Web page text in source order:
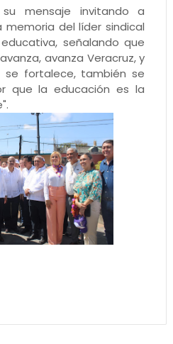
mensaje invitando a
memoria del líder sindical
señalando que
avanza Veracruz, y
se fortalece, también se
que la educación es la